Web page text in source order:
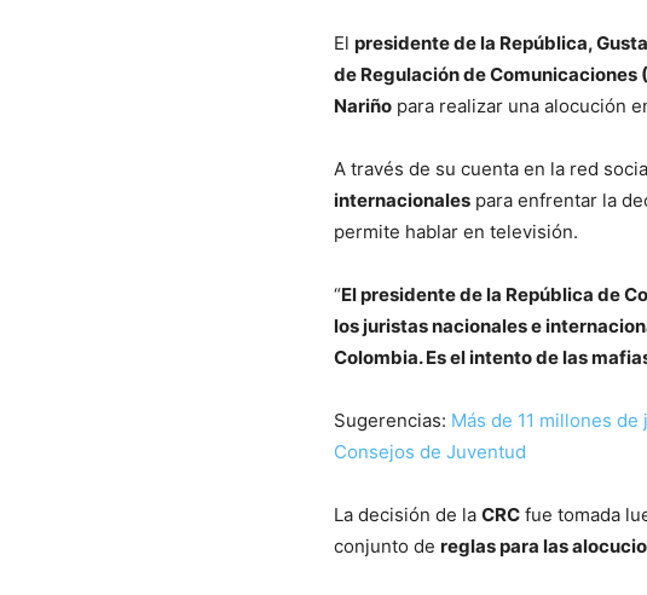
El presidente de la República,
de Regulación de Comunicaciones
Nariño para realizar una alocución
A través de su cuenta en la red
internacionales para enfrentar la
permite hablar en televisión.
“El presidente de la República de
los juristas nacionales e
Colombia. Es el intento de las
Sugerencias: Más de 11 millones
Consejos de Juventud
La decisión de la CRC fue tomada
conjunto de reglas para las